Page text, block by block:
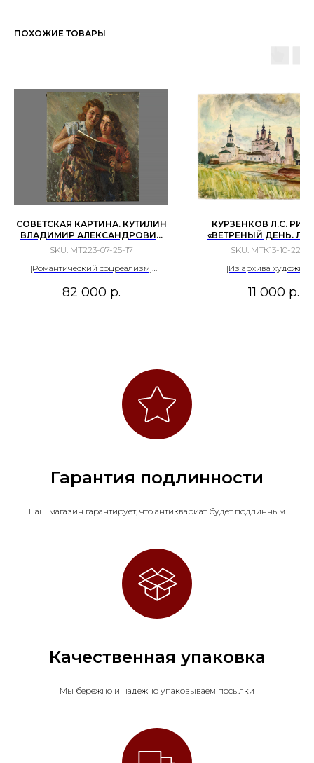
ПОХОЖИЕ ТОВАРЫ
СОВЕТСКАЯ КАРТИНА. КУТИЛИН
ВЛАДИМИР АЛЕКСАНДРОВИЧ
«ЧТЕНИЕ КНИГИ», 1951Г. ХОЛСТ,
МАСЛО, 84,6Х73,5 СМ.
SKU: МТ223-07-25-17
[Романтический соцреализм]
50-х
82 000 р.
КУРЗЕНКОВ Л.С.
«ВЕТРЕНЫЙ ДЕНЬ.
1979 Г.
SKU: МТК13-10-22-
[Из архива
11 000 р.
Гарантия подлинности
Наш магазин гарантирует, что антиквариат будет подлинным
Качественная упаковка
Мы бережно и надежно упаковываем посылки